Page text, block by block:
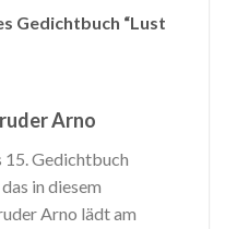
Gedichtbuch “Lust
Arno
15. Gedichtbuch
in diesem
Arno lädt am